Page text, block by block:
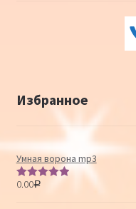
Избранное
Умная ворона mp3
Оценка
0.00Р